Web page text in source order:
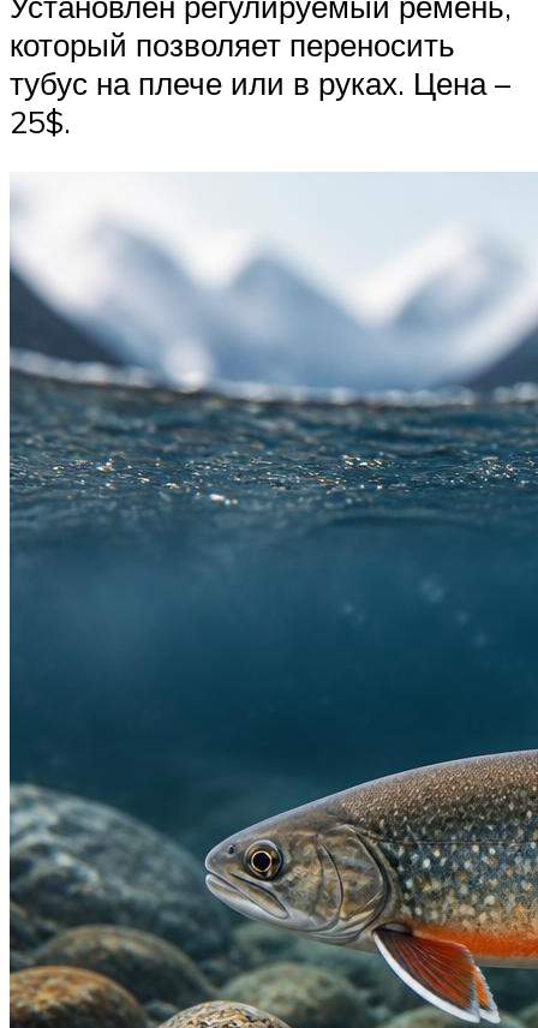
который позволяет переносить
тубус на плече или в руках. Цена –
25$.